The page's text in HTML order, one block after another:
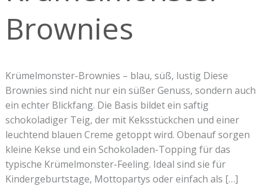
Brownies
Krümelmonster-Brownies – blau, süß, lustig Diese
Brownies sind nicht nur ein süßer Genuss, sondern auch
ein echter Blickfang. Die Basis bildet ein saftig
schokoladiger Teig, der mit Keksstückchen und einer
leuchtend blauen Creme getoppt wird. Obenauf sorgen
kleine Kekse und ein Schokoladen-Topping für das
typische Krümelmonster-Feeling. Ideal sind sie für
Kindergeburtstage, Mottopartys oder einfach als […]